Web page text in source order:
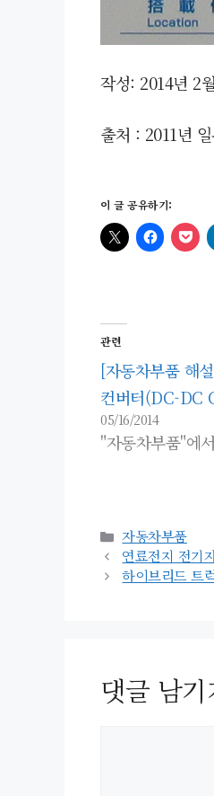
작성: 2014년 2
출처 : 2011년
이 글 공유하기:
관련
[자동차부품 해
컨버터(DC-
05/16/2014
"자동차부품"에서
카
테
고
자동차부품
연료전지 전
하이브리드
댓글 남기